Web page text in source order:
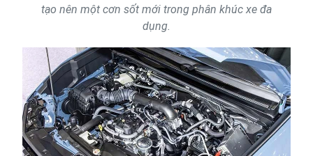
tạo nên một cơn sốt mới trong phân khúc xe đa
dụng.